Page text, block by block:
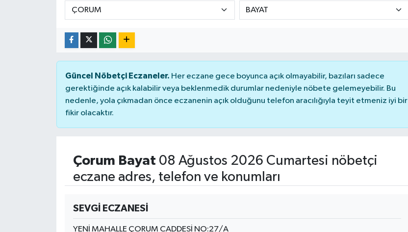
Güncel Nöbetçi Eczaneler. Her eczane gece boyunca açık olmayabilir, bazıları sadece
gerektiğinde açık kalabilir veya beklenmedik durumlar nedeniyle nöbete gelemeyebilir. Bu
nedenle, yola çıkmadan önce eczanenin açık olduğunu telefon aracılığıyla teyit etmeniz iyi bir
fikir olacaktır.
Çorum Bayat 08 Ağustos 2026 Cumartesi nöbetçi
eczane adres, telefon ve konumları
SEVGİ ECZANESİ
YENİ MAHALLE ÇORUM CADDESİ NO:27/A